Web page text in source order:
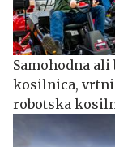
Samohodna
kosilnica,
robotska
motorna kosa?